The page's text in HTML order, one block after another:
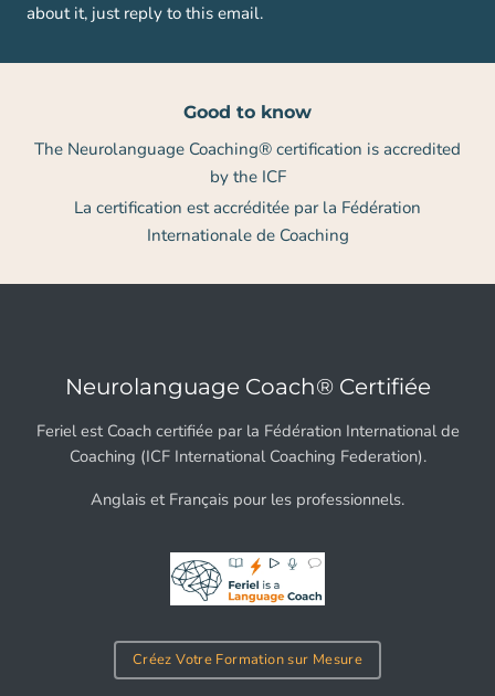
about it, just reply to this email.
Good to know
The Neurolanguage Coaching® certification is accredited
by the ICF
La certification est accréditée par la Fédération
Internationale de Coaching
Neurolanguage Coach® Certifiée
Feriel est Coach certifiée par la Fédération International de
Coaching (ICF International Coaching Federation).
Anglais et Français pour les professionnels.
Créez Votre Formation sur Mesure